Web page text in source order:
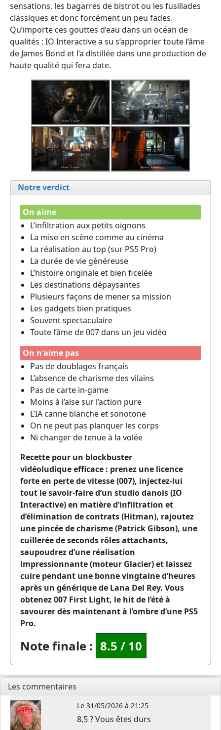
sensations, les bagarres de bistrot ou les fusillades
classiques et donc forcément un peu fades.
Qu’importe ces gouttes d’eau dans un océan de
qualités : IO Interactive a su s’approprier toute l’âme
de James Bond et l’a distillée dans une production de
haute qualité qui fera date.
Notre verdict
On aime
L’infiltration aux petits oignons
La mise en scène comme au cinéma
La réalisation au top (sur PS5 Pro)
La durée de vie généreuse
L’histoire originale et bien ficelée
Les destinations dépaysantes
Plusieurs façons de mener sa mission
Les gadgets bien pratiques
Souvent spectaculaire
Toute l’âme de 007 dans un jeu vidéo
On n'aime pas
Pas de doublages français
L’absence de charisme des vilains
Pas de carte in-game
Moins à l’aise sur l’action pure
L’IA canne blanche et sonotone
On ne peut pas planquer les corps
Ni changer de tenue à la volée
Recette pour un blockbuster
vidéoludique efficace : prenez une licence
forte en perte de vitesse (007), injectez-lui
tout le savoir-faire d’un studio danois (IO
Interactive) en matière d’infiltration et
d’élimination de contrats (Hitman), rajoutez
une pincée de charisme (Patrick Gibson), une
cuillerée de seconds rôles attachants,
saupoudrez d’une réalisation
impressionnante (moteur Glacier) et laissez
cuire pendant une bonne vingtaine d’heures
après un générique de Lana Del Rey. Vous
obtenez 007 First Light, le hit de l’été à
savourer dès maintenant à l’ombre d’une PS5
Pro.
Note finale : 8.5 / 10
Les commentaires
Le31/05/2026 à 21:25
8,5 ? Vous êtes durs